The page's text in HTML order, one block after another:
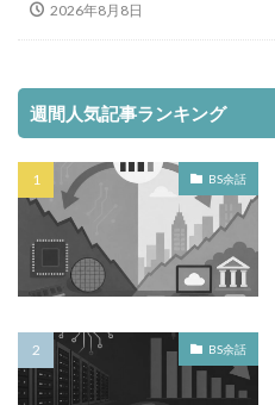
2026年8月8日
週間人気記事ランキング
BS余話
BS余話